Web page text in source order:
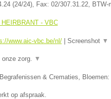
(24/24), Fax: 02/307.31.22, BTW-
HEIRBRANT - VBC
www.aic-vbc.be/nl/| Screenshot ▼
zorg. ▼
& Crematies,
op afspraak.